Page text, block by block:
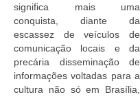
significa mais uma
conquista, diante da
escassez de veículos de
comunicação locais e da
precária disseminação de
informações voltadas para a
cultura não só em Brasília,